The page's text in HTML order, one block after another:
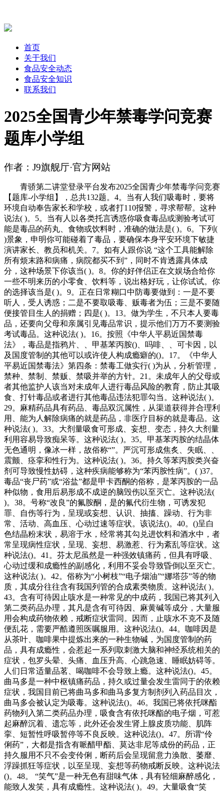
首页
关于我们
食品安全动态
食品安全知识
联系我们
2025全国青少年禁毒学问竞赛
题库小学组
作者：J9旗舰厅·官方网站
青骄第二讲堂登录平台发布2025全国青少年禁毒学问竞赛
【题库-小学组】，总共132题。4。当有人我们吸毒时，要将
环境自动奉告家长和学校，或者打110报警，寻求帮帮。这种
说法( )。5。当有人以各类托言诱惑你吸食毒品或测验考试可
能是毒品的药丸、食物或饮料时，准确的做法是( )。6。下列(
)景象，申明你可能碰着了毒品，要确保本身平安环境下敏捷
演讲家长、教员和机关。7。如有人跟你说 “这个工具能解除
所有烦末路和病痛，病院都买不到”，同时不肯透露具体成
分，这种场景下你该当( )。8。你的好伴侣正在文娱场合给你
一些不明来历的小零食、饮料等，说出格好玩，让你试试。你
的选择该当是( )。9。正在日常糊口中防毒要做到：一是不要
听人，受人诱惑；二是不要取吸毒、贩毒者为伍；三是不要随
便接管目生人的捐赠；四是( )。13。做为学生，不只本人要毒
品，还要向父母和亲属引见毒品常识，提示他们万万不要测验
考试毒品。这种说法( )。16。按照《中华人平易近国禁毒
法》，毒品是指鸦片、、甲基苯丙胺()、吗啡、、可卡因，以
及国度管制的其他可以或许使人构成瘾癖的()。17。《中华人
平易近国禁毒法》第四条：禁毒工做实行( )为从，分析管理，
禁种、禁制、禁贩、禁吸并举的方针。21。未成年人的父母或
者其他监护人该当对未成年人进行毒品风险的教育，防止其吸
食、打针毒品或者进行其他毒品违法犯罪勾当。这种说法( )。
29。麻精药品具有药品、毒品双沉属性，从渠道获得并合理利
用、能为人解除病痛的就是药品，非医疗目标的就是毒品。这
种说法( )。33。大剂量吸食可形成、妄想、变态，持久大剂量
利用容易导致痴呆等。这种说法( )。35。甲基苯丙胺的结晶体
无色通明，像冰一样，故俗称“”。严沉可形成焦炙、失眠、、
震颤、痉挛和性行为。这种说法( )。36。持久等苯丙胺类兴奋
剂可导致慢性妨碍，这种疾病能够称为“苯丙胺性病”。( )37。
毒品“丧尸药”或“浴盐”都是甲卡西酮的俗称，是苯丙胺的一品
种似物，食用后易形成不成逆的脑毁伤以至灭亡。这种说法(
)。38。号称“改良”的氟胺酮，是的氟代衍生物，可诱发犯
罪、自伤等行为，呈现或妄想、认识、抽搐、躁动、行为非
常、活动、高血压、心动过速等症状。该说法()。40。()呈白
色结晶粉末状，易溶于水，经常将其勾兑进饮料和酒水中，者
常呈现病性症状，呈现、妄想、易激惹、行为紊乱等症状。这
种说法()。41。芬太尼虽然是一种强效镇痛药，但具有呼吸、
心动过缓和成瘾性的副感化，利用不妥会导致昏倒以至灭亡。
这种说法( )。42。俗称为“小树枝”“电子烟油”“娜塔莎”等的物
质，其成分往往含有我国列管的合成素类物质。这种说法( )。
43。含有可待因止咳水是一种常见的中成药，我国已将其列入
第二类药品办理，其凡是含有可待因、麻黄碱等成分，大量服
用会构成药物依赖，戒断症状雷同。因而，止咳水不克不及随
便乱花，需要严酷遵照医嘱服用。这种说法()。44。咖啡因是
从茶叶、咖啡果中提炼出来的一种生物碱，为国度管制的药
品，具有成瘾性，会惹起一系列取刺激大脑和神经系统相关的
症状，包罗头晕、头痛、血压升高、心跳急速、睡眠妨碍等。
人们日常适量品茗、喝咖啡不会导致上瘾。这种说法()。45。
曲马多是一种中枢镇痛药品，持久或过量会发生雷同于的依赖
症状，我国目前已将曲马多和曲马多复方制剂列入药品目次，
曲马多会被认定为吸毒。这种说法()。46。我国已将依托咪酯
药物列入第二类药品办理，吸食含有依托咪酯的电子烟，可惹
起麻醉沉着、遗忘等，此外还会发生肾上腺皮质功能、肌阵
挛、短暂性呼吸暂停等不良反映。这种说法()。47。所谓“伶
俐药”，大都是指含有哌醋甲酯、莫达非尼等成份的药品，正
持久服用不只不会变伶俐，断药后会呈现留意力涣散、萎靡、
浮躁抓狂等症状，以至呈现、妄想等药物戒断反映。这种说法
()。48。 “笑气”是一种无色有甜味气体，具有轻细麻醉感化，
能致人发笑，具有成瘾性。这种说法( )。49。大量吸食“笑